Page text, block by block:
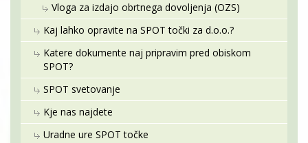
Vloga za izdajo obrtnega dovoljenja (OZS)
Kaj lahko opravite na SPOT točki za d.o.o.?
Katere dokumente naj pripravim pred obiskom
SPOT?
SPOT svetovanje
Kje nas najdete
Uradne ure SPOT točke